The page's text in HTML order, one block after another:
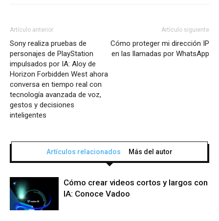
Artículo anterior
Sony realiza pruebas de
personajes de PlayStation
impulsados por IA: Aloy de
Horizon Forbidden West ahora
conversa en tiempo real con
tecnología avanzada de voz,
gestos y decisiones
inteligentes
Artículo siguiente
Cómo proteger mi dirección IP
en las llamadas por WhatsApp
Artículos relacionados Más del autor
Cómo crear videos cortos y largos con
IA: Conoce Vadoo